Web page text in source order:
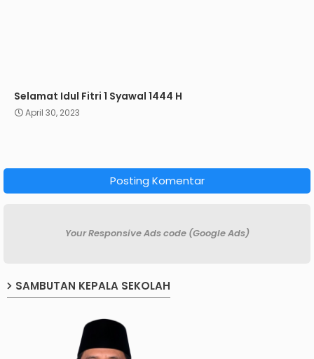
Selamat Idul Fitri 1 Syawal 1444 H
April 30, 2023
Posting Komentar
Your Responsive Ads code (Google Ads)
SAMBUTAN KEPALA SEKOLAH